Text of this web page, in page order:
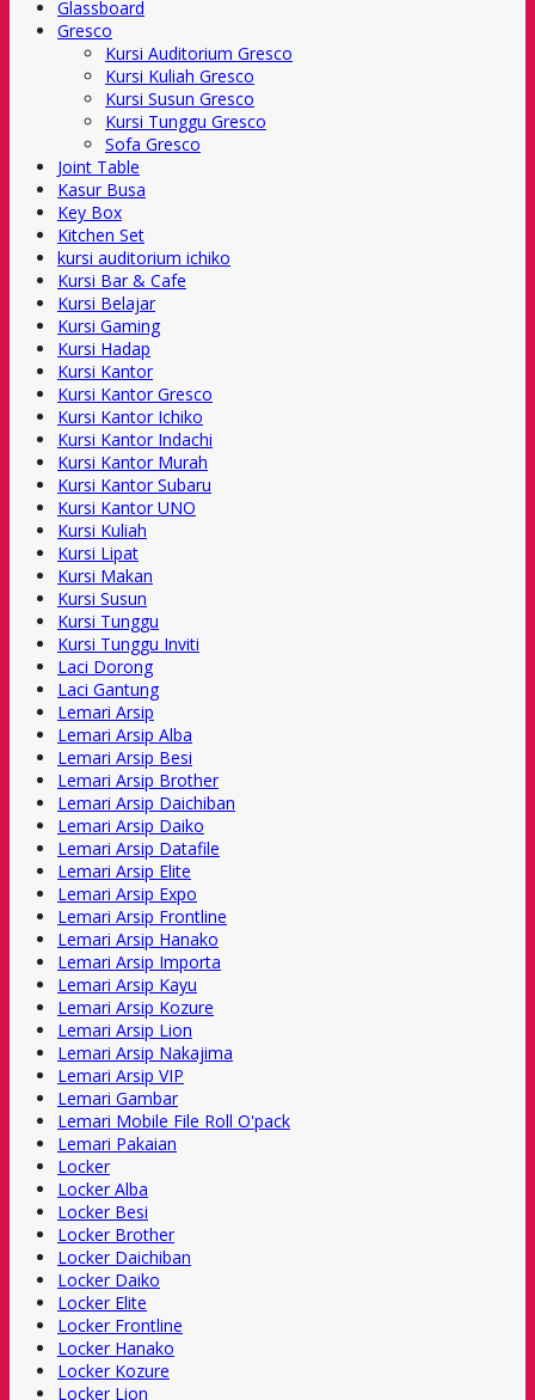
Glassboard
Gresco
Kursi Auditorium Gresco
Kursi Kuliah Gresco
Kursi Susun Gresco
Kursi Tunggu Gresco
Sofa Gresco
Joint Table
Kasur Busa
Key Box
Kitchen Set
kursi auditorium ichiko
Kursi Bar & Cafe
Kursi Belajar
Kursi Gaming
Kursi Hadap
Kursi Kantor
Kursi Kantor Gresco
Kursi Kantor Ichiko
Kursi Kantor Indachi
Kursi Kantor Murah
Kursi Kantor Subaru
Kursi Kantor UNO
Kursi Kuliah
Kursi Lipat
Kursi Makan
Kursi Susun
Kursi Tunggu
Kursi Tunggu Inviti
Laci Dorong
Laci Gantung
Lemari Arsip
Lemari Arsip Alba
Lemari Arsip Besi
Lemari Arsip Brother
Lemari Arsip Daichiban
Lemari Arsip Daiko
Lemari Arsip Datafile
Lemari Arsip Elite
Lemari Arsip Expo
Lemari Arsip Frontline
Lemari Arsip Hanako
Lemari Arsip Importa
Lemari Arsip Kayu
Lemari Arsip Kozure
Lemari Arsip Lion
Lemari Arsip Nakajima
Lemari Arsip VIP
Lemari Gambar
Lemari Mobile File Roll O'pack
Lemari Pakaian
Locker
Locker Alba
Locker Besi
Locker Brother
Locker Daichiban
Locker Daiko
Locker Elite
Locker Frontline
Locker Hanako
Locker Kozure
Locker Lion